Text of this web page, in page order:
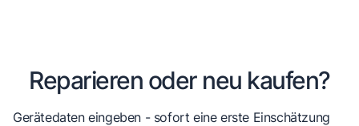
Reparieren oder neu kaufen?
Gerätedaten eingeben - sofort eine erste Einschätzung